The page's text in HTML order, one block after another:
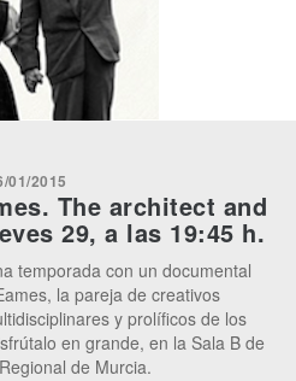
01/2015
The architect and
29, a las 19:45 h.
temporada con un documental
la pareja de creativos
y prolíficos de los
en grande, en la Sala B de
de Murcia.